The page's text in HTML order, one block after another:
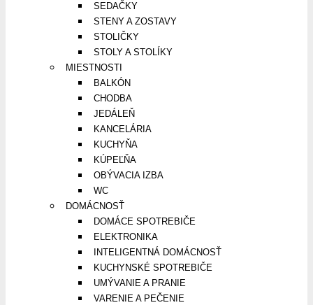
SEDAČKY
STENY A ZOSTAVY
STOLIČKY
STOLY A STOLÍKY
MIESTNOSTI
BALKÓN
CHODBA
JEDÁLEŇ
KANCELÁRIA
KUCHYŇA
KÚPEĽŇA
OBÝVACIA IZBA
WC
DOMÁCNOSŤ
DOMÁCE SPOTREBIČE
ELEKTRONIKA
INTELIGENTNÁ DOMÁCNOSŤ
KUCHYNSKÉ SPOTREBIČE
UMÝVANIE A PRANIE
VARENIE A PEČENIE